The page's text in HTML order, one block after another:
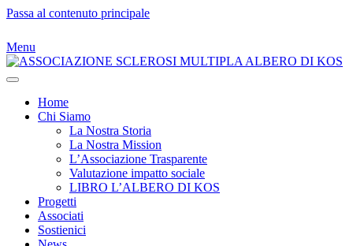
Passa al contenuto principale
Menu
Home
Chi Siamo
La Nostra Storia
La Nostra Mission
L’Associazione Trasparente
Valutazione impatto sociale
LIBRO L’ALBERO DI KOS
Progetti
Associati
Sostienici